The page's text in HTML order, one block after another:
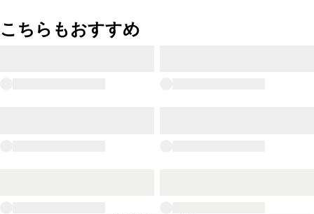
こちらもおすすめ